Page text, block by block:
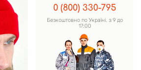
0 (800) 330-795
Безкоштовно по Україні. з 9 до
17:00